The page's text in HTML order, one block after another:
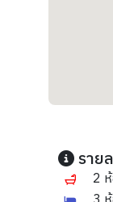
ราย
2